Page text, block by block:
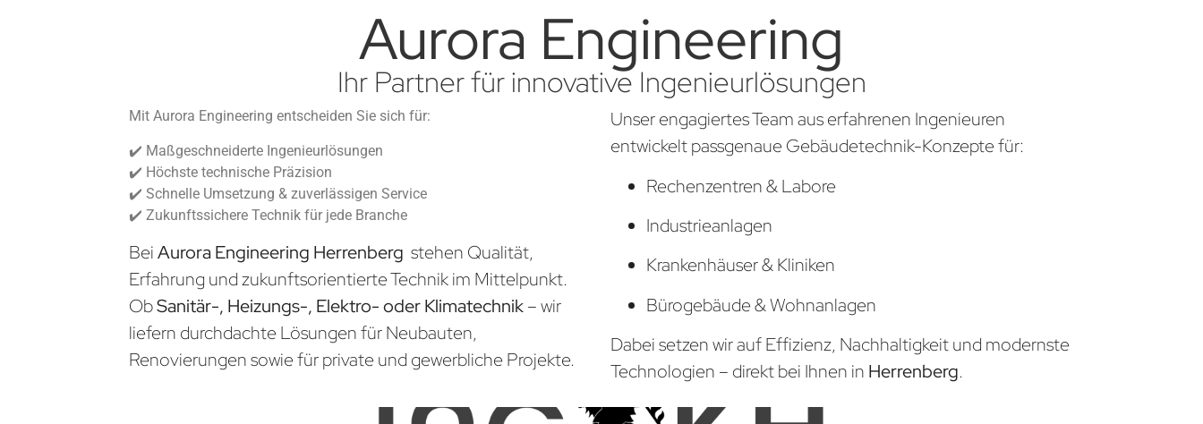
Aurora Engineering
Ihr Partner für innovative Ingenieurlösungen
Mit Aurora Engineering entscheiden Sie sich für:
✔️ Maßgeschneiderte Ingenieurlösungen
✔️ Höchste technische Präzision
✔️ Schnelle Umsetzung & zuverlässigen Service
✔️ Zukunftssichere Technik für jede Branche
BeiAurora Engineering Herrenberg stehen Qualität,
Erfahrung und zukunftsorientierte Technik im Mittelpunkt.
ObSanitär-, Heizungs-, Elektro- oder Klimatechnik– wir
liefern durchdachte Lösungen für Neubauten,
Renovierungen sowie für private und gewerbliche Projekte.
Unser engagiertes Team aus erfahrenen Ingenieuren
entwickelt passgenaue Gebäudetechnik-Konzepte für:
Rechenzentren & Labore
Industrieanlagen
Krankenhäuser & Kliniken
Bürogebäude & Wohnanlagen
Dabei setzen wir auf Effizienz, Nachhaltigkeit und modernste
Technologien – direkt bei Ihnen in Herrenberg.